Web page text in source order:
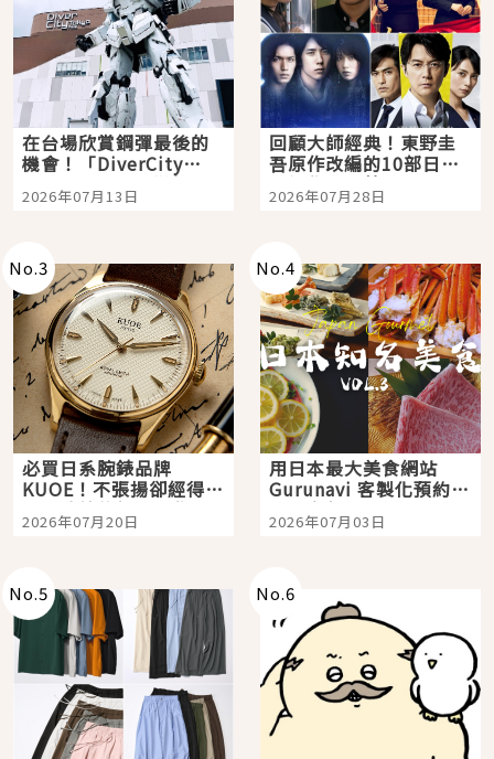
在台場欣賞鋼彈最後的
機會！「DiverCity
Tokyo Plaza」搭船、
購物、美食及夜景，一
2026年07月13日
回顧大師經典！東野圭
吾原作改編的10部日本
影視作品推薦
2026年07月28日
No.3
必買日系腕錶品牌
KUOE！不張揚卻經得起
時間洗鍊的經典之作五
選
2026年07月20日
No.4
用日本最大美食網站
Gurunavi 客製化預約九
大都市餐廳，打造專屬
美食體驗！
2026年07月03日
No.5 No.6